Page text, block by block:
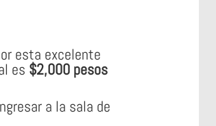
esta excelente
es $2,000 pesos
a la sala de